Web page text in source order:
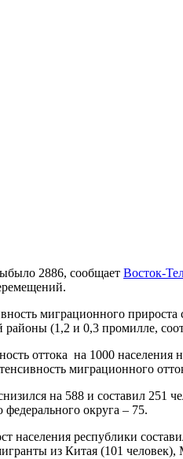
2886, сообщает Восток-
миграционного прироста
(1,2 и 0,3 промилле,
оттока на 1000 населения
миграционного
на 588 и составил 251
округа – 75.
республики
из Китая (101 человек),